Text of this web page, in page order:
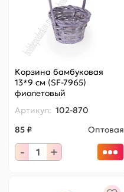
Корзина бамбуковая
13*9 см (SF-7965)
фиолетовый
Артикул: 102-870
85 ₽
Оптовая
- +